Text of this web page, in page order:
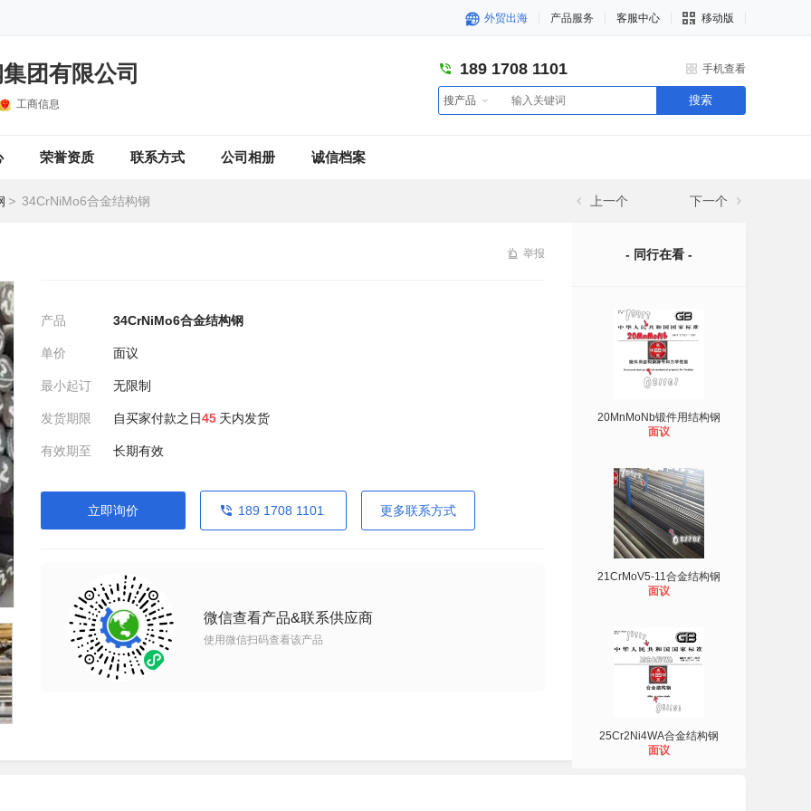
外贸出海 产品服务 客服中心 移动版
团有限公司
工商信息
189 1708 1101 手机查看
搜产品 搜索
荣誉资质 联系方式 公司相册 诚信档案
> 34CrNiMo6合金结构钢 上一个 下一个
举报
产品 34CrNiMo6合金结构钢
单价 面议
最小起订 无限制
发货期限 自买家付款之日45 天内发货
有效期至 长期有效
立即询价 189 1708 1101 更多联系方式
微信查看产品&联系供应商
使用微信扫码查看该产品
- 同行在看 -
20MnMoNb锻件用结构钢
面议
21CrMoV5-11合金结构钢
面议
25Cr2Ni4WA合金结构钢
面议